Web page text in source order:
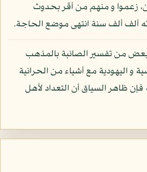
زعموا و منهم من أقر بحدوث
ألف ألف سنة انتهى موضع الحاجة.
بعض من تفسير الصائبة بالمذهب
و اليهودية مع أشياء من الحرانية
فإن ظاهر السياق أن التعداد لأهل